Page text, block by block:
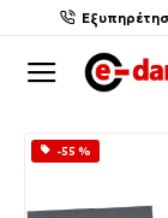
-55 %